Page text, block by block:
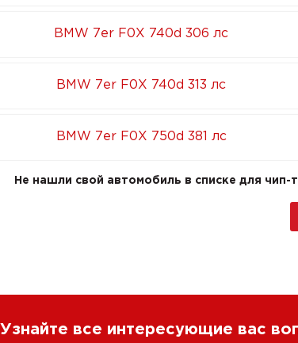
BMW 7er F0X 740d 306 лс
BMW 7er F0X 740d 313 лс
BMW 7er F0X 750d 381 лс
Не нашли свой автомобиль в списке для
Узнайте все интересующие вас